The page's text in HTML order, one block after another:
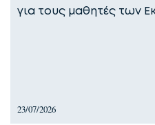
για τους μαθητές των
23/07/2026